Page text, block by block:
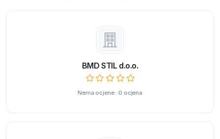
BMD STIL d.o.o.
Nema ocjene · 0 ocjena